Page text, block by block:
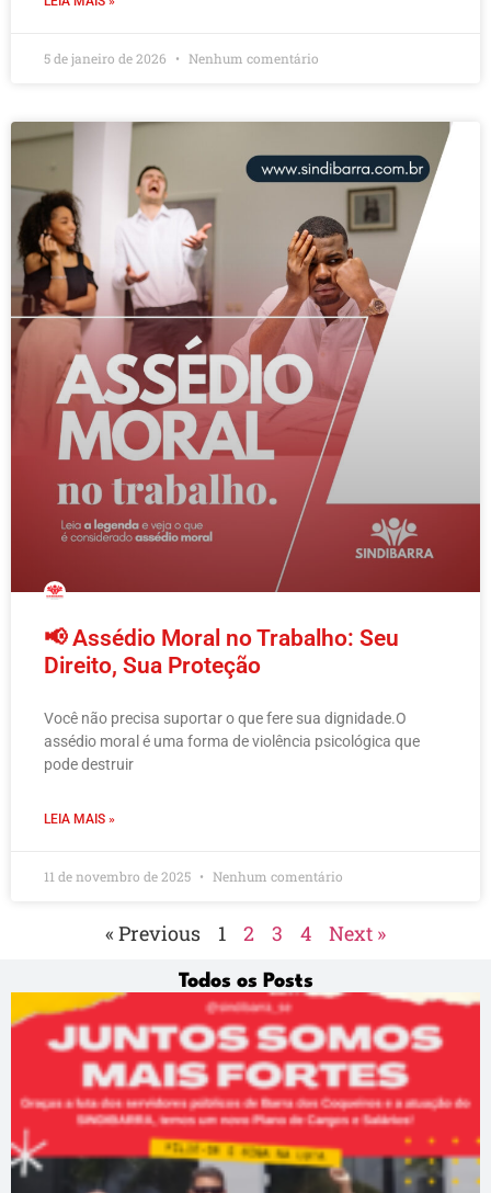
5 de janeiro de 2026 Nenhum comentário
📢 Assédio Moral no Trabalho: Seu
Direito, Sua Proteção
Você não precisa suportar o que fere sua dignidade.O
assédio moral é uma forma de violência psicológica que
pode destruir
LEIA MAIS »
11 de novembro de 2025 Nenhum comentário
« Previous 1 2 3 4 Next »
Todos os Posts